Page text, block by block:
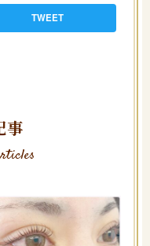
TWEET
事